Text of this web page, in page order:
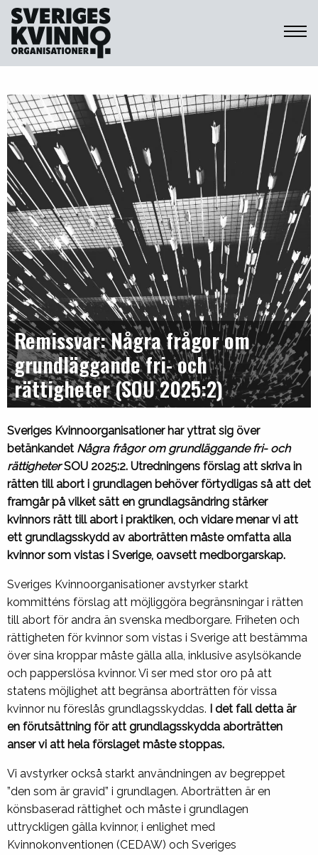
Sveriges Kvinnoorganisationer
Remissvar: Några frågor om
grundläggande fri- och
rättigheter (SOU 2025:2)
Sveriges Kvinnoorganisationer har yttrat sig över
betänkandet Några frågor om grundläggande fri- och
rättigheterSOU 2025:2. Utredningens förslag att skriva in
rätten till abort i grundlagen behöver förtydligas så att det
framgår på vilket sätt en grundlagsändring stärker
kvinnors rätt till abort i praktiken, och vidare menar vi att
ett grundlagsskydd av aborträtten måste omfatta alla
kvinnor som vistas i Sverige, oavsett medborgarskap.
Sveriges Kvinnoorganisationer avstyrker starkt
kommitténs förslag att möjliggöra begränsningar i rätten
till abort för andra än svenska medborgare. Friheten och
rättigheten för kvinnor som vistas i Sverige att bestämma
över sina kroppar måste gälla alla, inklusive asylsökande
och papperslösa kvinnor. Vi ser med stor oro på att
statens möjlighet att begränsa aborträtten för vissa
kvinnor nu föreslås grundlagsskyddas.
I det fall detta är
en förutsättning för att grundlagsskydda aborträtten
anser vi att hela förslaget måste stoppas.
Vi avstyrker också starkt användningen av begreppet
”den som är gravid” i grundlagen. Aborträtten är en
könsbaserad rättighet och måste i grundlagen
uttryckligen gälla kvinnor, i enlighet med
Kvinnokonventionen (CEDAW) och Sveriges